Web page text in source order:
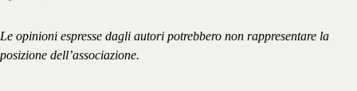
Le opinioni espresse dagli autori potrebbero non rappresentare la
posizione dell’associazione.